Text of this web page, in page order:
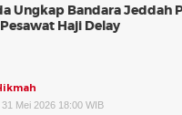
Ungkap Bandara Jeddah
Haji Delay
31 Mei 2026 18:00 WIB